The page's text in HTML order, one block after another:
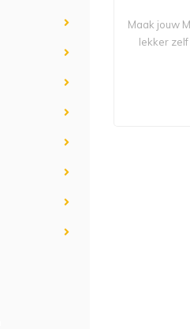
Maak jouw
lekker zelf